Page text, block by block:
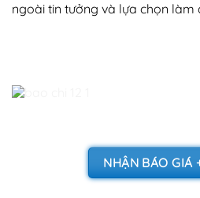
ngoài tin tưởng và lựa chọn làm
NHẬN BÁO GIÁ